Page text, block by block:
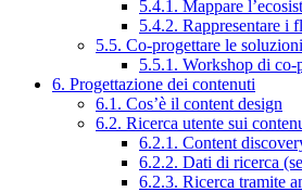
5.4.1. Mappare
5.4.2. Rappresentare i
5.5. Co-progettare le soluzioni
5.5.1. Workshop di co-
6. Progettazione dei contenuti
6.1. Cos’è il content design
6.2. Ricerca utente sui
6.2.1. Content
6.2.2. Dati di ricerca
6.2.3. Ricerca tramite